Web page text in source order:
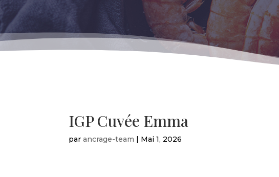
IGP Cuvée Emma
parancrage-team | Mai 1, 2026